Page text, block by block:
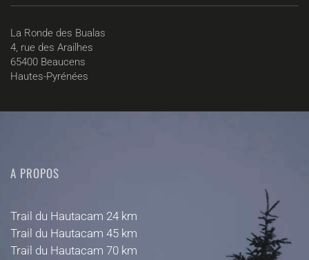
La Ronde des Bualas
4, rue des Arailhes
65400 Beaucens
Hautes-Pyrénées
A PROPOS
Trail du Hautacam 24 km
Trail du Hautacam 45 km
Trail du Hautacam 70 km